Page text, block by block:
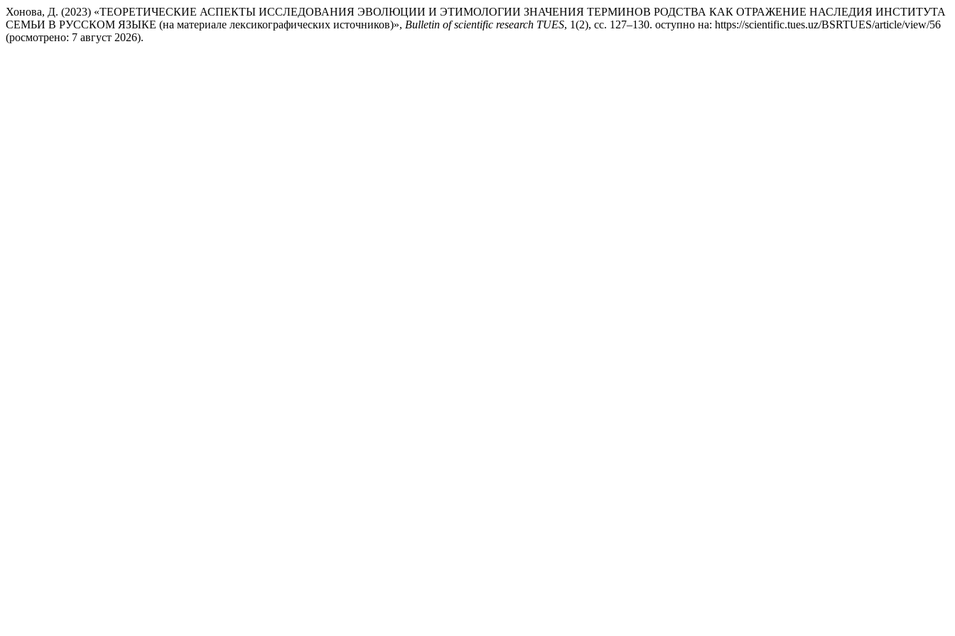
Хонова, Д. (2023) «ТЕОРЕТИЧЕСКИЕ АСПЕКТЫ ИССЛЕДОВАНИЯ ЭВОЛЮЦИИ И ЭТИМОЛОГИИ ЗНАЧЕНИЯ ТЕРМИНОВ РОДСТВА КАК ОТРАЖЕНИЕ НАСЛЕДИЯ ИНСТИТУТА
СЕМЬИ В РУССКОМ ЯЗЫКЕ (на материале лексикографических источников)», Bulletin of scientific research TUES, 1(2), сс. 127–130. оступно на: https://scientific.tues.uz/BSRTUES/article/view/56
(росмотрено: 7 август 2026).